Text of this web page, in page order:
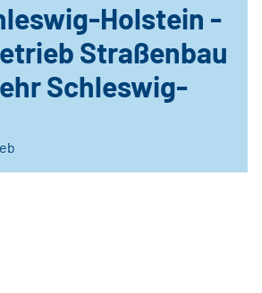
Holstein -
Straßenbau
Schleswig-